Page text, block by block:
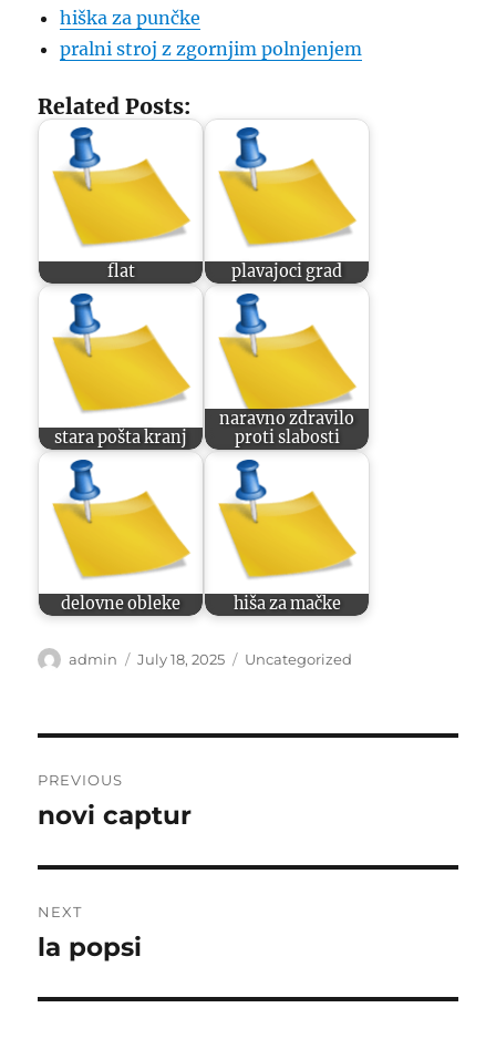
hiška za punčke
pralni stroj z zgornjim polnjenjem
Related Posts:
flat plavajoci grad
stara pošta kranj
naravno zdravilo
proti slabosti
delovne obleke hiša za mačke
Author
admin
Posted
July 18, 2025 Categories
Uncategorized
navigation
PREVIOUS
Previous
novi captur
NEXT
Next
la popsi